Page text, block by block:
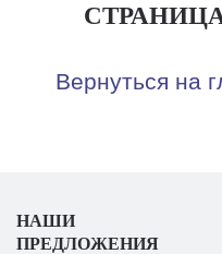
Вернуться на
НАШИ
ПРЕДЛОЖЕНИЯ